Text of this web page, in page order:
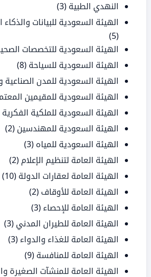
النهدي الطبية (3)
الهيئة السعودية للبيانات
(5)
الهيئة السعودية للتخصصات
الهيئة السعودية للسياحة (8)
الهيئة السعودية للمدن الصناعية
الهيئة السعودية للمقيمين
الهيئة السعودية للملكية الفكرية
الهيئة السعودية للمهندسين (2)
الهيئة السعودية للمياه (3)
الهيئة العامة لتنظيم الإعلام (2)
الهيئة العامة لعقارات الدولة (10)
الهيئة العامة للأوقاف (2)
الهيئة العامة للإحصاء (3)
الهيئة العامة للطيران المدني (3)
الهيئة العامة للغذاء والدواء (3)
الهيئة العامة للمنافسة (9)
الهيئة العامة للمنشآت